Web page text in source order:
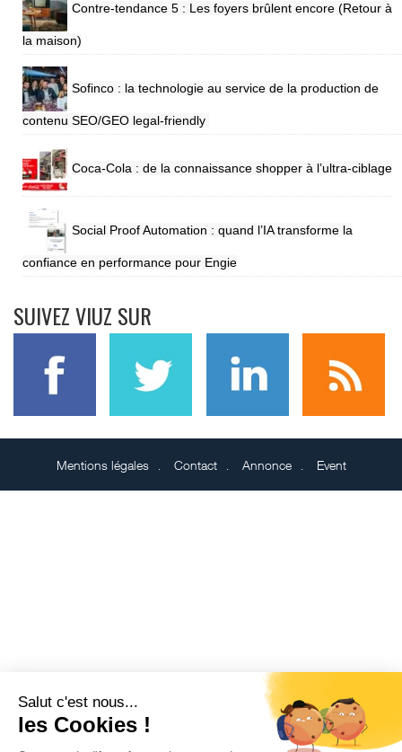
Salut c'est nous...
les Cookies !
Contre-tendance 5 : Les foyers brûlent encore (Retour à
la maison)
Sofinco : la technologie au service de la production de
contenu SEO/GEO legal-friendly
Coca-Cola : de la connaissance shopper à l’ultra-ciblage
Social Proof Automation : quand l’IA transforme la
confiance en performance pour Engie
SUIVEZ VIUZ SUR
Mentions légales Contact Annonce Event